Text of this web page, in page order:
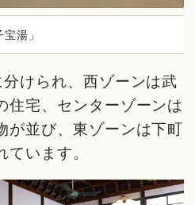
湯」
けられ、西ゾーンは武
住宅、センターゾーンは
が並び、東ゾーンは下町
います。